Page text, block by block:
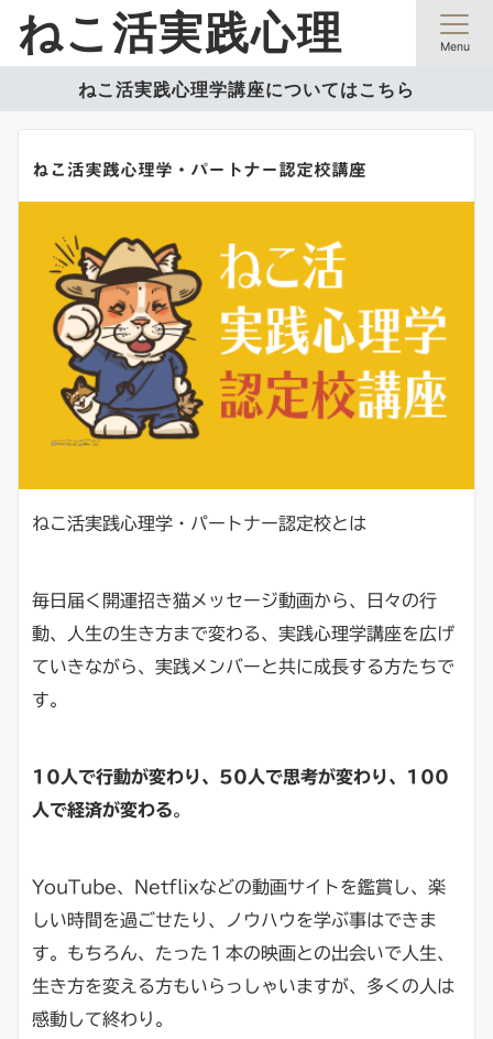
ねこ活実践心理 Menu
ねこ活実践心理学講座についてはこちら
ねこ活実践心理学・パートナー認定校講座
ねこ活実践心理学・パートナー認定校とは
毎日届く開運招き猫メッセージ動画から、日々の行
動、人生の生き方まで変わる、実践心理学講座を広げ
ていきながら、実践メンバーと共に成長する方たちで
す。
10人で行動が変わり、50人で思考が変わり、100
人で経済が変わる。
YouTube、Netflixなどの動画サイトを鑑賞し、楽
しい時間を過ごせたり、ノウハウを学ぶ事はできま
す。もちろん、たった１本の映画との出会いで人生、
生き方を変える方もいらっしゃいますが、多くの人は
感動して終わり。